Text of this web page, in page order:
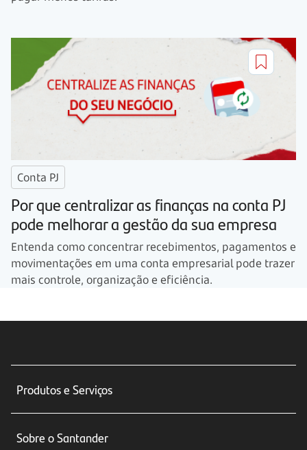
Conta PJ
Por que centralizar as finanças na conta PJ
pode melhorar a gestão da sua empresa
Entenda como concentrar recebimentos, pagamentos e
movimentações em uma conta empresarial pode trazer
mais controle, organização e eficiência.
Produtos e Serviços
Sobre o Santander